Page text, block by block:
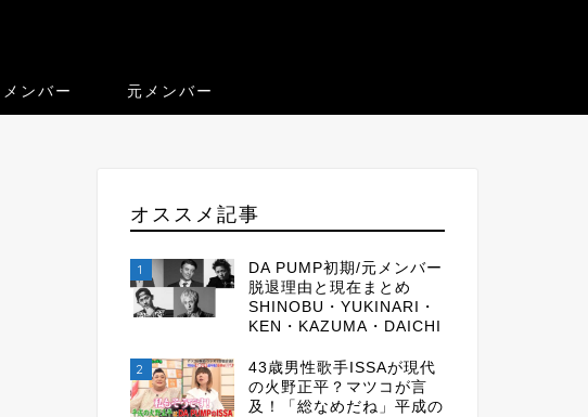
メンバー 元メンバー
オススメ記事
1
DA PUMP初期/元メンバー
脱退理由と現在まとめ
SHINOBU・YUKINARI・
KEN・KAZUMA・DAICHI
2
43歳男性歌手ISSAが現代
の火野正平？マツコが言
及！「総なめだね」平成の